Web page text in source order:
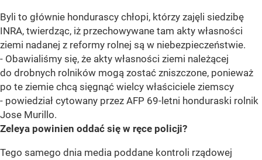
Byli to głównie hondurascy chłopi, którzy zajęli siedzibę
INRA, twierdząc, iż przechowywane tam akty własności
ziemi nadanej z reformy rolnej są w niebezpieczeństwie.
- Obawialiśmy się, że akty własności ziemi należącej
do drobnych rolników mogą zostać zniszczone, ponieważ
po te ziemie chcą sięgnąć wielcy właściciele ziemscy
- powiedział cytowany przez AFP 69-letni honduraski rolnik
Jose Murillo.
Zeleya powinien oddać się w ręce policji?
Tego samego dnia media poddane kontroli rządowej